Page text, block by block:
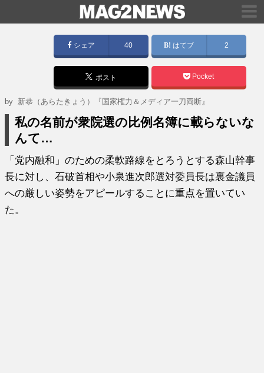
シェア 40 はてブ 2
ポスト Pocket
by 新恭（あらたきょう）『国家権力＆メディア一刀両断』
私の名前が衆院選の比例名簿に載らないな
んて…
「党内融和」のための柔軟路線をとろうとする森山幹事
長に対し、石破首相や小泉進次郎選対委員長は裏金議員
への厳しい姿勢をアピールすることに重点を置いてい
た。